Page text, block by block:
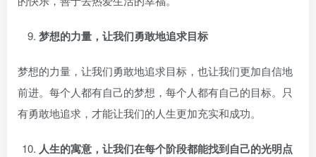
梦想的力量，让我们勇敢地追求目标
梦想的力量，让我们勇敢地追求目标，也让我们更加自信地
前进。每个人都有自己的梦想，每个人都有自己的目标。只
有勇敢地追求，才能让我们的人生更加充实和成功。
人生的寓意，让我们在每个阶段都能找到自己的光明点